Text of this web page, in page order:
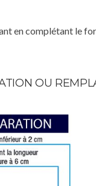
en complétant le
OU